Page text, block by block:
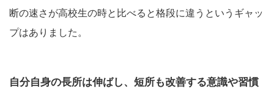
断の速さが高校生の時と比べると格段に違うというギャッ
プはありました。
自分自身の長所は伸ばし、短所も改善する意識や習慣